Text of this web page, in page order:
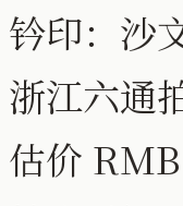
钤印：沙
浙江六通
估价